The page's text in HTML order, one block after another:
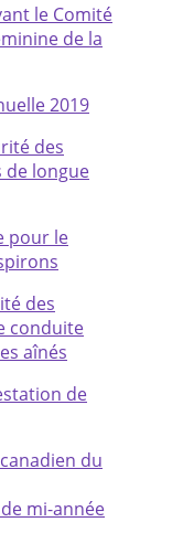
le Comité
de la
2019
des
de longue
pour le
des
conduite
aînés
de
du
mi-année